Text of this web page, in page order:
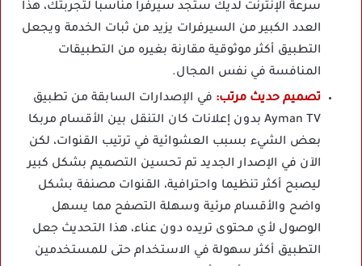
سرعة الإنترنت لديك ستجد سيرفرا مناسبا لتجربتك، هذا
العدد الكبير من السيرفرات يزيد من ثبات الخدمة ويجعل
التطبيق أكثر موثوقية مقارنة بغيره من التطبيقات
المنافسة في نفس المجال.
تصميم حديث مرتب: في الإصدارات السابقة من تطبيق
Ayman TV بدون إعلانات كان التنقل بين الأقسام مربكا
بعض الشيء بسبب العشوائية في ترتيب القنوات، لكن
الآن في الإصدار الجديد تم تحسين التصميم بشكل كبير
ليصبح أكثر تنظيما واحترافية، القنوات مصنفة بشكل
واضح والأقسام مرئية وسهلة التصفح مما يسهل
الوصول لأي محتوى تريده دون عناء، هذا التحديث جعل
التطبيق أكثر سهولة في الاستخدام حتى للمستخدمين